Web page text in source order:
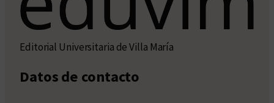
Editorial Universitaria de Villa María
Datos de contacto